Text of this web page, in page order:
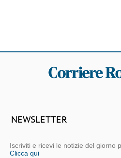
NEWSLETTER
Iscriviti e ricevi le notizie del giorno
Clicca qui